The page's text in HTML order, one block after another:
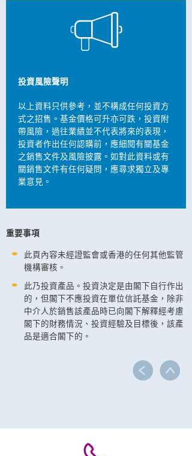
投資風險聲明
以上資料只供參考，並不構成任何投資方
式之招售。基金價格可升亦可跌，投資附
帶風險，過往業績並不代表將來的表現，
投資者作出任何認購前，應細閱有關基金
之銷售文件及風險披露。如對此資料或有
關銷售文件有任何疑問，應尋求獨立及專
業意見。
重要事項
此頁內容未經證監會或香港的任何其他監管
機構審核。
此乃投資產品。投資決定是由閣下自行作出
的，但閣下不應投資在單位信託基金，除非
中介人於銷售該產品時已向閣下解釋經考慮
閣下的財務情況、投資經驗及目標後，該產
品是適合閣下的。